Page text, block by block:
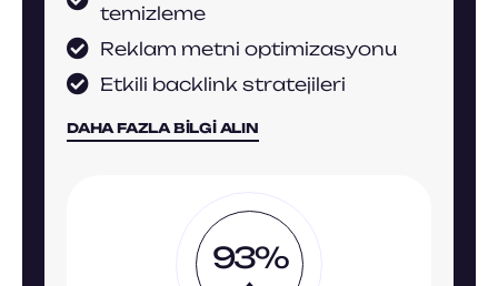
temizleme
Reklam metni optimizasyonu
Etkili backlink stratejileri
DAHA FAZLA BILGI ALIN
93%